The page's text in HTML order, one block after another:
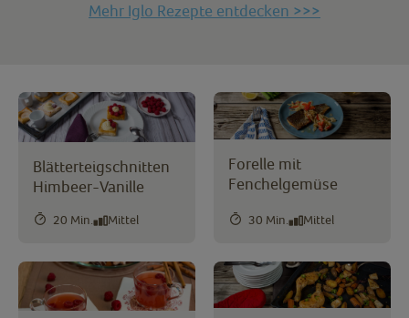
Mehr Iglo Rezepte entdecken >>>
Blätterteigschnitten
Himbeer-Vanille
20 Min. Mittel
Forelle mit
Fenchelgemüse
30 Min. Mittel